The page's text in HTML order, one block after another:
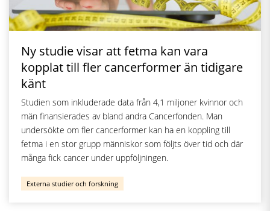
Ny studie visar att fetma kan vara
kopplat till fler cancerformer än tidigare
känt
Studien som inkluderade data från 4,1 miljoner kvinnor och
män finansierades av bland andra Cancerfonden. Man
undersökte om fler cancerformer kan ha en koppling till
fetma i en stor grupp människor som följts över tid och där
många fick cancer under uppföljningen.
Externa studier och forskning